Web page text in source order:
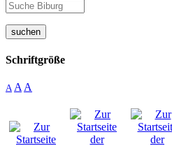
suchen
Schriftgröße
A A A